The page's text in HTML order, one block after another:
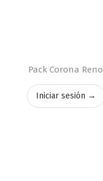
Pack Corona Reno
Iniciar sesión →